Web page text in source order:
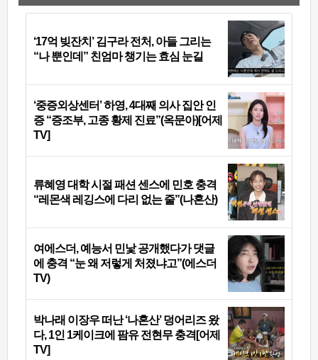
‘17억 빚잔치’ 김구라 전처, 아들 그리는
“나 뿐인데” 친엄마 챙기는 효심 눈길
‘중증외상센터’ 하영, 4대째 의사 집안 인
증 “증조부, 고종 황제 진료”(옥문아)[어제
TV]
류혜영 대학 시절 패션 센스에 민호 충격
“레몬색 레깅스에 다리 없는 줄”(나혼산)
여에스더, 예능서 민낯 공개했다가 댓글
에 충격 “눈 왜 저렇게 처졌냐고”(에스더
TV)
박나래 이장우 떠난 ‘나혼산’ 덩어리즈 왔
다, 1인 1케이크에 팜유 전현무 충격[어제
TV]